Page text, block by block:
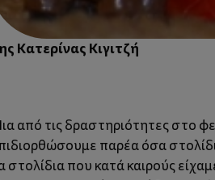
Κατερίνας Κιγιτζή
από τις δραστηριότητες στο
παρέα όσα
στολίδια που κατά καιρούς